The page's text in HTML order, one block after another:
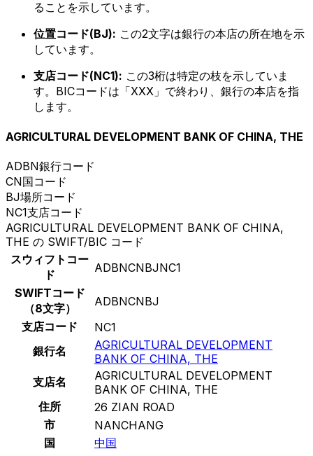
ることを示しています。
位置コード(BJ): この2文字は銀行の本店の所在地を示
しています。
支店コード(NC1): この3桁は特定の枝を示していま
す。BICコードは「XXX」で終わり、銀行の本店を指
します。
AGRICULTURAL DEVELOPMENT BANK OF CHINA, THE
ADBN銀行コード
CN国コード
BJ場所コード
NC1支店コード
AGRICULTURAL DEVELOPMENT BANK OF CHINA,
THE の SWIFT/BIC コード
スウィフトコー
ド
ADBNCNBJNC1
SWIFTコード
（8文字）
ADBNCNBJ
支店コード
NC1
銀行名
AGRICULTURAL DEVELOPMENT
BANK OF CHINA, THE
支店名
AGRICULTURAL DEVELOPMENT
BANK OF CHINA, THE
住所
26 ZIAN ROAD
市
NANCHANG
国
中国